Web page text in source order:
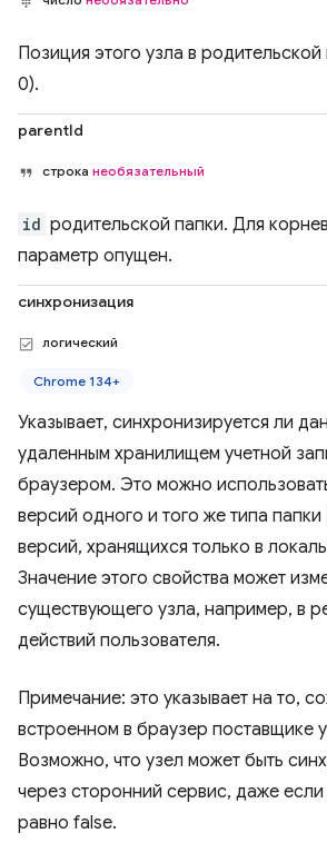
Позиция этого узла в
0).
parentId
строка необязательный
id родительской папки. Для
параметр опущен.
синхронизация
логический
Chrome 134+
Указывает, синхронизируется ли
удаленным хранилищем учетной
браузером. Это можно
версий одного и того же типа папки
версий, хранящихся только в
Значение этого свойства может
существующего узла, например, в
действий пользователя.
Примечание: это указывает на то,
встроенном в браузер поставщике
Возможно, что узел может быть
через сторонний сервис, даже если
равно false.